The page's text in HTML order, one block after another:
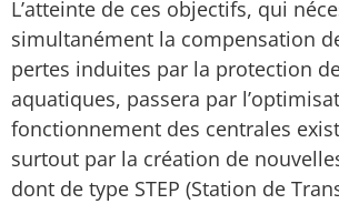
L’atteinte de ces objectifs, qui
simultanément la compensation
pertes induites par la protection
aquatiques, passera par
fonctionnement des centrales
surtout par la création de
dont de type STEP (Station de